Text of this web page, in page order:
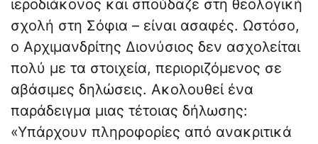
ιεροδιάκονος και σπούδαζε στη θεολογική
σχολή στη Σόφια – είναι ασαφές. Ωστόσο,
ο Αρχιμανδρίτης Διονύσιος δεν ασχολείται
πολύ με τα στοιχεία, περιοριζόμενος σε
αβάσιμες δηλώσεις. Ακολουθεί ένα
παράδειγμα μιας τέτοιας δήλωσης:
«Υπάρχουν πληροφορίες από ανακριτικά